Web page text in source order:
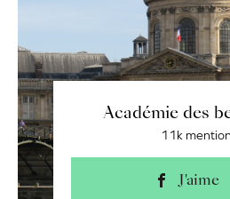
Académie des
11k
J'aime